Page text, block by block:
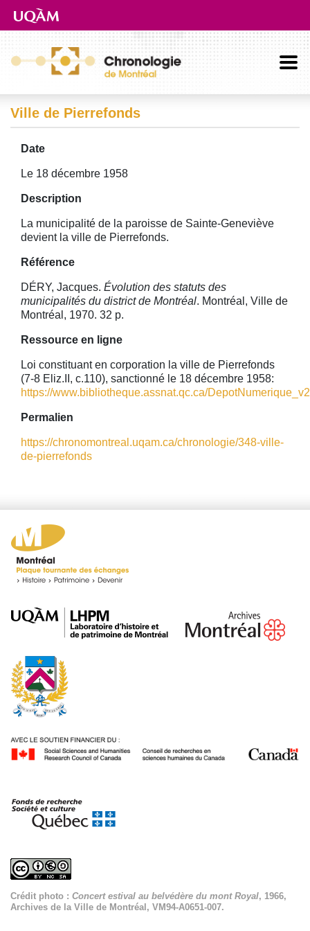
Aller directement au contenu principal
Ville de Pierrefonds
Date
Le 18 décembre 1958
Description
La municipalité de la paroisse de Sainte-Geneviève
devient la ville de Pierrefonds.
Référence
DÉRY, Jacques. Évolution des statuts des
municipalités du district de Montréal. Montréal, Ville de
Montréal, 1970. 32 p.
Ressource en ligne
Loi constituant en corporation la ville de Pierrefonds
(7-8 Eliz.II, c.110), sanctionné le 18 décembre 1958:
https://www.bibliotheque.assnat.qc.ca/
Permalien
https://chronomontreal.uqam.ca/chronologie/348-ville-
de-pierrefonds
Crédit photo : Concert estival au belvédère du mont Royal, 1966,
Archives de la Ville de Montréal, VM94-A0651-007.